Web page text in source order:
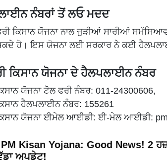
ਨੰਬਰਾਂ ਤੋਂ ਲਓ ਮਦਦ
ਕਿਸਾਨ ਯੋਜਨਾ ਨਾਲ ਜੁੜੀਆਂ ਸਾਰੀਆਂ
ਹੋ। ਇਸ ਯੋਜਨਾ ਲਈ ਸਰਕਾਰ ਨੇ ਕਈ
ਕਿਸਾਨ ਯੋਜਨਾ ਦੇ ਹੈਲਪਲਾਈਨ ਨੰਬਰ
ਯੋਜਨਾ ਟੋਲ ਫਰੀ ਨੰਬਰ: 011-24300606,
ਹੈਲਪਲਾਈਨ ਨੰਬਰ: 155261
ਯੋਜਨਾ ਈਮੇਲ ਆਈਡੀ: ਈ-ਮੇਲ ਆਈਡੀ:
PM Kisan Yojana: Good News! 2
ਅਪਡੇਟ!